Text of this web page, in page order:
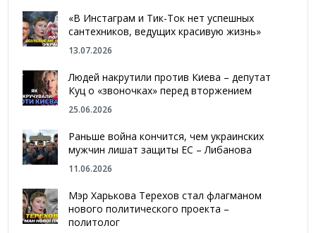
«В Инстаграм и Тик-Ток нет успешных
сантехников, ведущих красивую жизнь»
13.07.2026
Людей накрутили против Киева – депутат
Куц о «звоночках» перед вторжением
25.06.2026
Раньше война кончится, чем украинских
мужчин лишат защиты ЕС – Либанова
11.06.2026
Мэр Харькова Терехов стал флагманом
нового политического проекта –
политолог